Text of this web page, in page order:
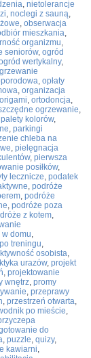
, nietolerancje
, noclegi z sauną,
, obserwacja
mieszkania,
organizmu,
seniorów, ogród
wertykalny,
, opłaty
, organizacja
origami, ortodoncja,
ogrzewanie,
palety kolorów,
, parkingi
chleba na
, pielęgnacja
, pierwsza
posiłków,
lecznicze, podatek
, podróże
, podróże
, podróże poza
z kotem,
w domu,
treningu,
osobista,
urazów, projekt
, projektowanie
wnętrz, promy
, przeprawy
, przestrzeń otwarta,
po mieście,
do
, puzzle, quizy,
kawiarni,